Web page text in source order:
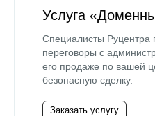
Услуга
Специалисты Руцентра
переговоры с
его продаже по вашей
безопасную сделку.
Заказать услугу